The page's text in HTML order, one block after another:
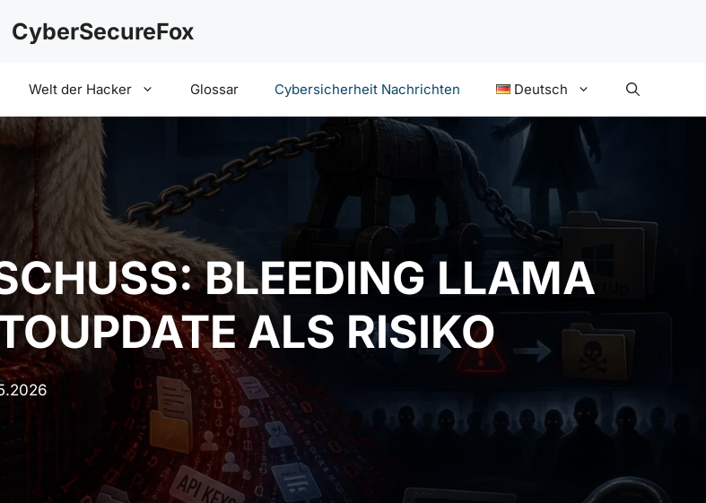
CyberSecureFox
Welt der Hacker Glossar Cybersicherheit Nachrichten Deutsch
BLEEDING LLAMA
ALS RISIKO